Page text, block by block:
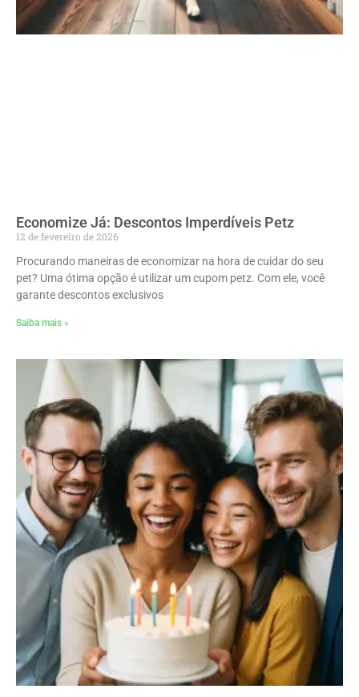
Economize Já: Descontos Imperdíveis Petz
12 de fevereiro de 2026
Procurando maneiras de economizar na hora de cuidar do seu
pet? Uma ótima opção é utilizar um cupom petz. Com ele, você
garante descontos exclusivos
Saiba mais »